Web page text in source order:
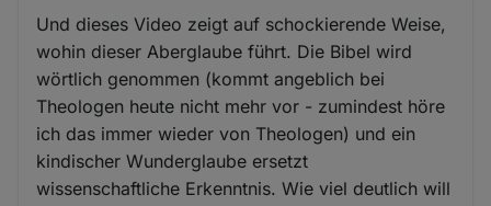
Und dieses Video zeigt auf schockierende Weise,
wohin dieser Aberglaube führt. Die Bibel wird
wörtlich genommen (kommt angeblich bei
Theologen heute nicht mehr vor - zumindest höre
ich das immer wieder von Theologen) und ein
kindischer Wunderglaube ersetzt
wissenschaftliche Erkenntnis. Wie viel deutlich will